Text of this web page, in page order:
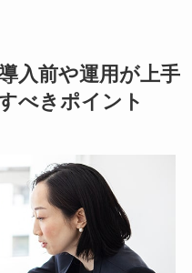
入前や運用が上手
べきポイント